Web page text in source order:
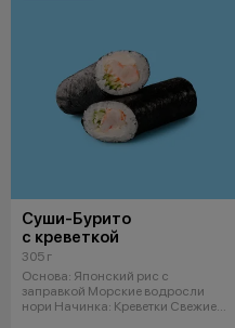
Суши-Бурито
с креветкой
305 г
Основа: Японский рис с
заправкой Морские водросли
нори Начинка: Креветки Свежие